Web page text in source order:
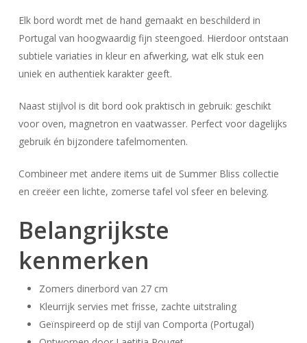
Elk bord wordt met de hand gemaakt en beschilderd in
Portugal van hoogwaardig fijn steengoed. Hierdoor ontstaan
subtiele variaties in kleur en afwerking, wat elk stuk een
uniek en authentiek karakter geeft.
Naast stijlvol is dit bord ook praktisch in gebruik: geschikt
voor oven, magnetron en vaatwasser. Perfect voor dagelijks
gebruik én bijzondere tafelmomenten.
Combineer met andere items uit de Summer Bliss collectie
en creëer een lichte, zomerse tafel vol sfeer en beleving.
Belangrijkste
kenmerken
Zomers dinerbord van 27 cm
Kleurrijk servies met frisse, zachte uitstraling
Geïnspireerd op de stijl van Comporta (Portugal)